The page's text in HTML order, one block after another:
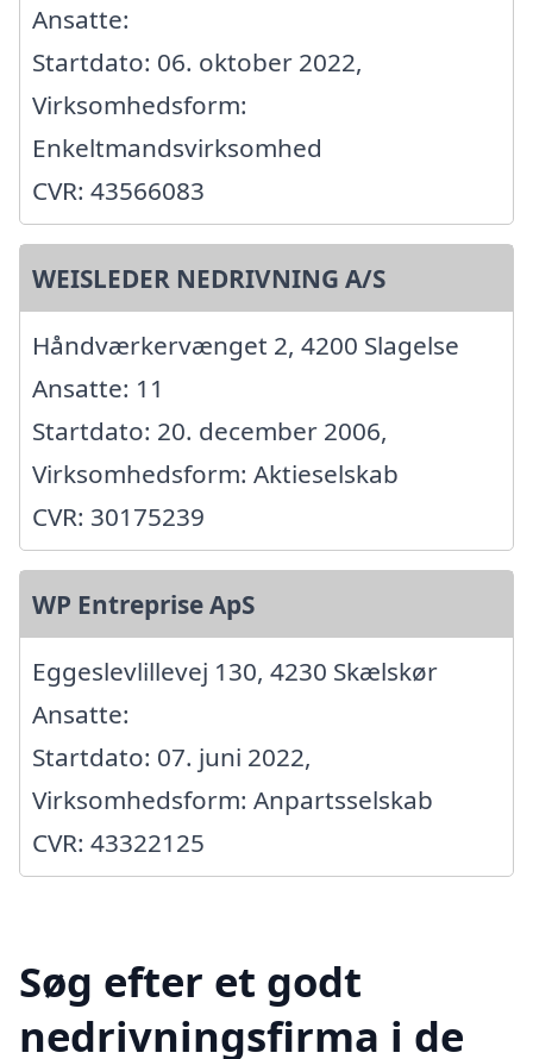
Ansatte:
Startdato: 06. oktober 2022,
Virksomhedsform:
Enkeltmandsvirksomhed
CVR: 43566083
WEISLEDER NEDRIVNING A/S
Håndværkervænget 2, 4200 Slagelse
Ansatte: 11
Startdato: 20. december 2006,
Virksomhedsform: Aktieselskab
CVR: 30175239
WP Entreprise ApS
Eggeslevlillevej 130, 4230 Skælskør
Ansatte:
Startdato: 07. juni 2022,
Virksomhedsform: Anpartsselskab
CVR: 43322125
Søg efter et godt
nedrivningsfirma i de